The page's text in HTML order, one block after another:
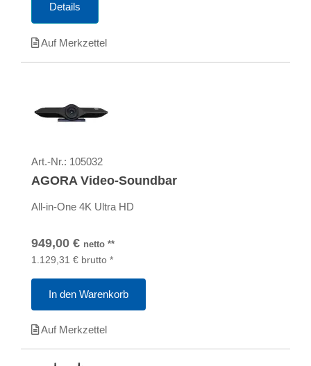
Details
Auf Merkzettel
Art.-Nr.: 105032
AGORA Video-Soundbar
All-in-One 4K Ultra HD
949,00 € netto **
1.129,31 € brutto *
In den Warenkorb
Auf Merkzettel